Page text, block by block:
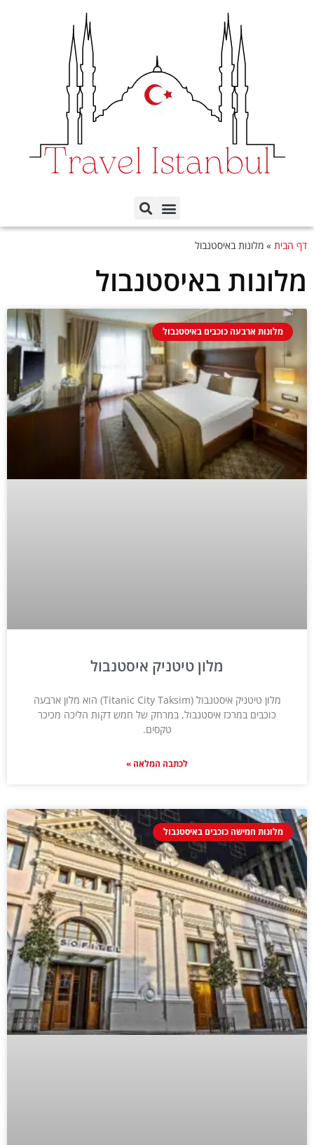
דף הבית » מלונות באיסטנבול
מלונות באיסטנבול
מלונות ארבעה כוכבים באיסטנבול
מלון טיטניק איסטנבול
מלון טיטניק איסטנבול (Titanic City Taksim) הוא מלון ארבעה
כוכבים במרכז איסטנבול, במרחק של חמש דקות הליכה מכיכר
טקסים.
לכתבה המלאה »
מלונות חמישה כוכבים באיסטנבול